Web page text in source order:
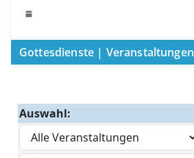
Gottesdienste | Veranstaltungen